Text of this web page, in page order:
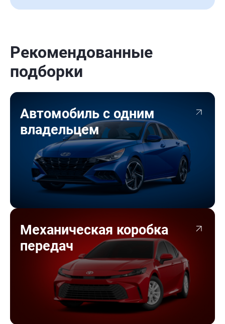
Рекомендованные
подборки
Автомобиль с одним
владельцем
Механическая коробка
передач